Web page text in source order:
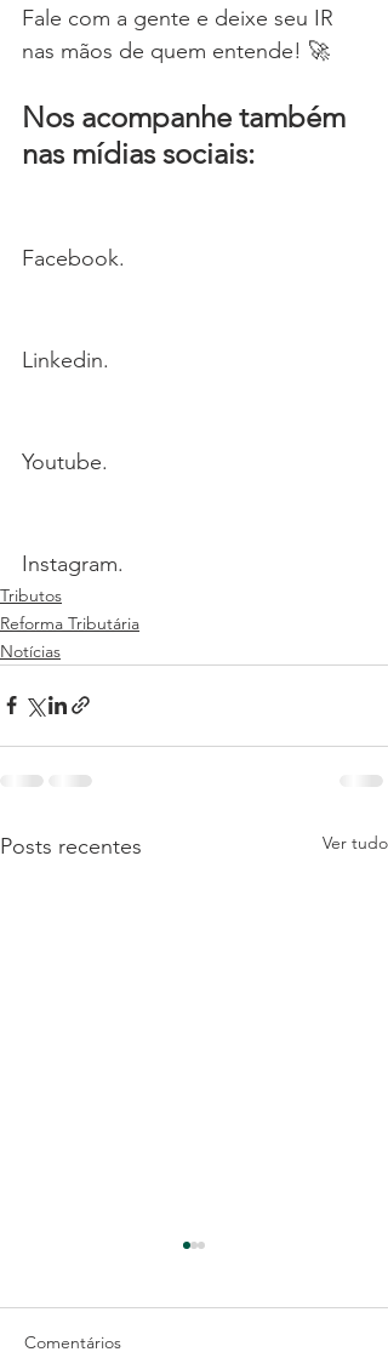
Fale com a gente e deixe seu IR
nas mãos de quem entende! 🚀
Nos acompanhe também
nas mídias sociais:
Facebook.
Linkedin.
Youtube.
Instagram.
Tributos
Reforma Tributária
Notícias
Posts recentes Ver tudo
Comentários